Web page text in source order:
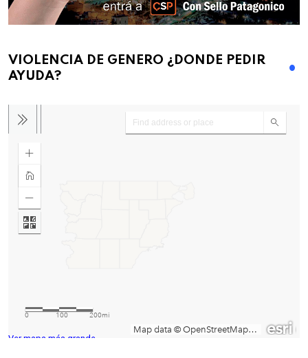
VIOLENCIA DE GENERO ¿DONDE PEDIR
AYUDA?
Ver mapa más grande